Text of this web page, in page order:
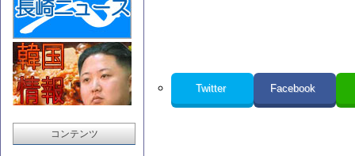
コンテンツ
Twitter Facebook